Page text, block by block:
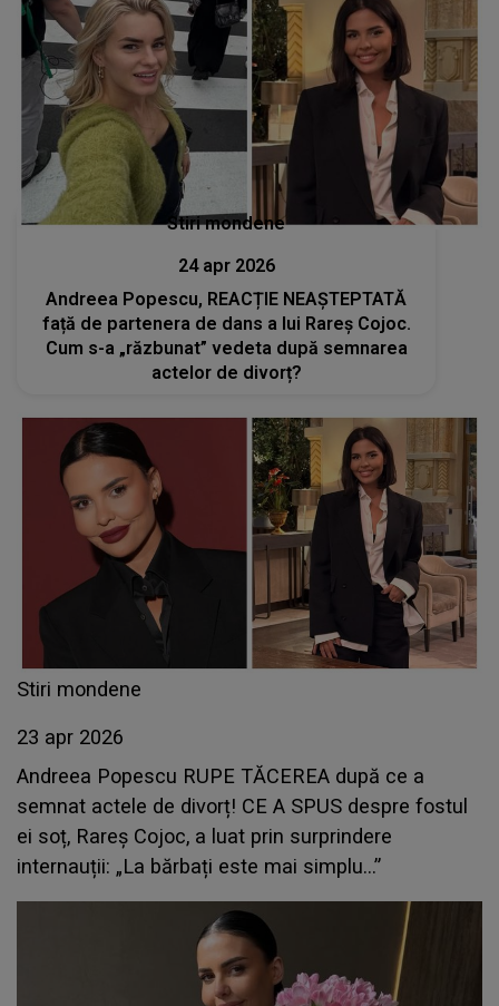
Stiri mondene
24 apr 2026
Andreea Popescu, REACȚIE NEAȘTEPTATĂ
față de partenera de dans a lui Rareș Cojoc.
Cum s-a „răzbunat” vedeta după semnarea
actelor de divorț?
Stiri mondene
23 apr 2026
Andreea Popescu RUPE TĂCEREA după ce a
semnat actele de divorț! CE A SPUS despre fostul
ei soț, Rareș Cojoc, a luat prin surprindere
internauții: „La bărbați este mai simplu...”